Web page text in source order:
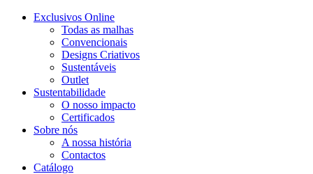
Exclusivos Online
Todas as malhas
Convencionais
Designs Criativos
Sustentáveis
Outlet
Sustentabilidade
O nosso impacto
Certificados
Sobre nós
A nossa história
Contactos
Catálogo